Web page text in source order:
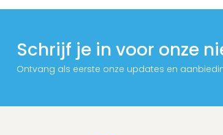
Schrijf je in voor onze
Ontvang als eerste onze updates en